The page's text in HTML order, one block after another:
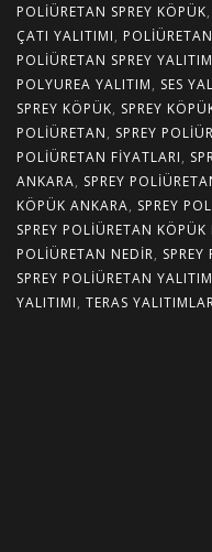
POLIÜRETAN SPREY KÖPÜK,
ÇATI YALITIMI,
POLIÜRETAN SPREY YALITIM
POLYUREA YALITIM, SES
SPREY KÖPÜK, SPREY
POLIÜRETAN, SPREY
POLIÜRETAN FIYATLARI,
ANKARA, SPREY
KÖPÜK ANKARA, SPREY
SPREY POLIÜRETAN KÖPÜK
POLIÜRETAN NEDIR,
SPREY POLIÜRETAN YALITIM
YALITIMI, TERAS